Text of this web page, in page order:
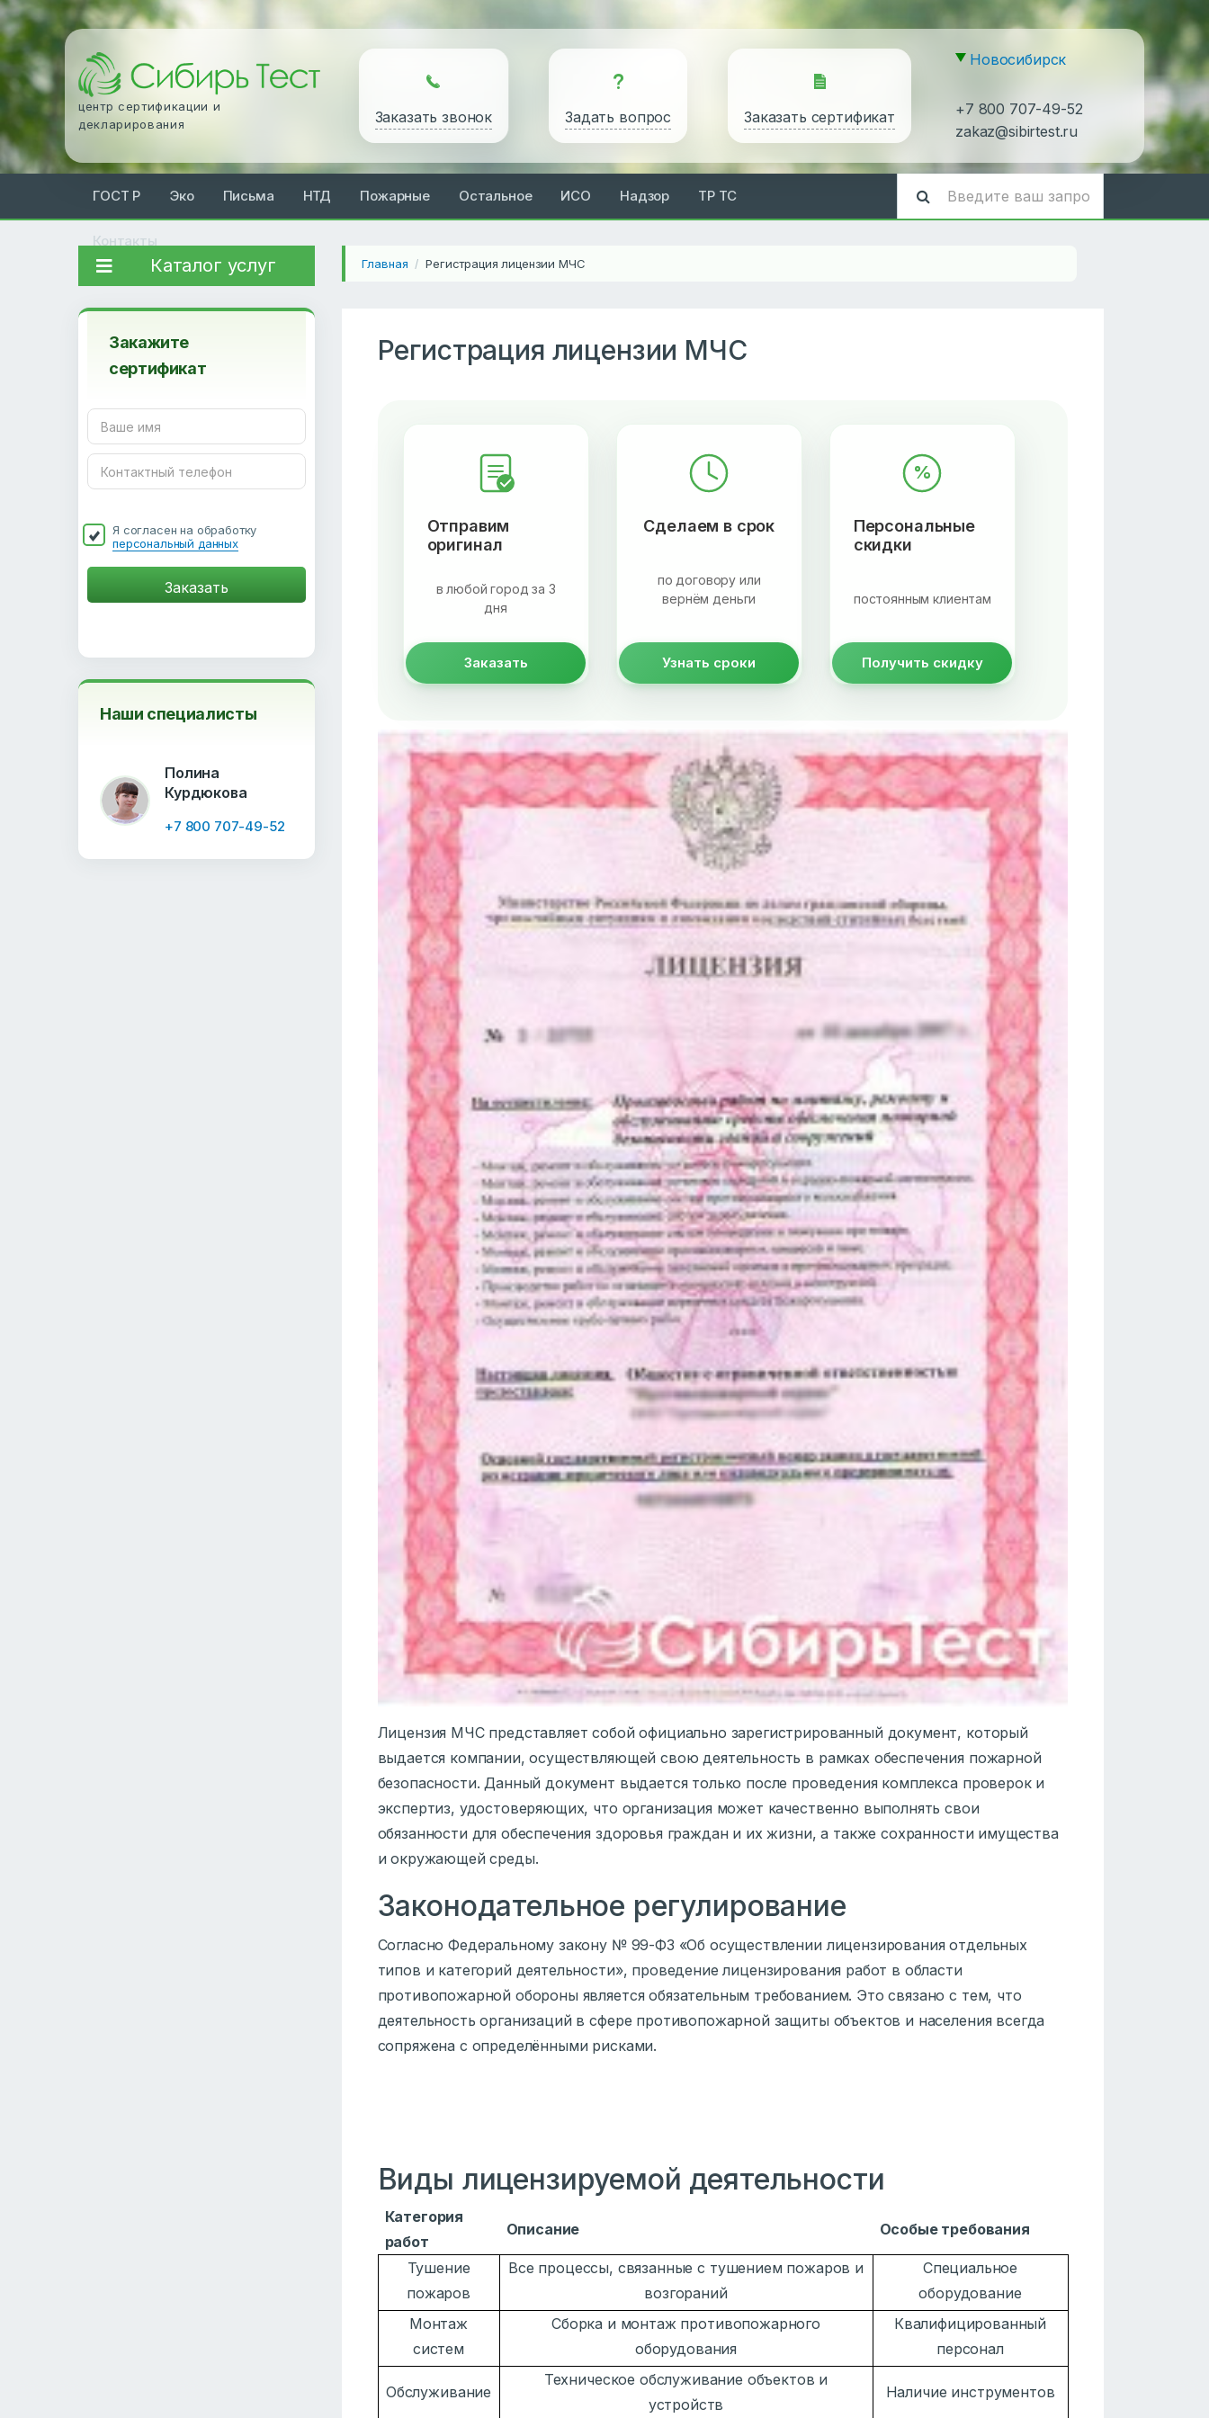
центр сертификации и
декларирования
Заказать звонок Задать вопрос Заказать сертификат
Новосибирск
+7 800 707-49-52
zakaz@sibirtest.ru
ГОСТ Р Эко Письма НТД Пожарные Остальное ИСО Надзор ТР ТС
Контакты
Каталог услуг
Закажите
сертификат
Я согласен на обработку
персональный данных
Наши специалисты
Полина
Курдюкова
+7 800 707-49-52
Главная / Регистрация лицензии МЧС
Регистрация лицензии МЧС
Отправим
оригинал
в любой город за 3
дня
Заказать
Сделаем в срок
по договору или
вернём деньги
Узнать сроки
%
Персональные
скидки
постоянным клиентам
Получить скидку
Лицензия МЧС представляет собой официально зарегистрированный документ, который
выдается компании, осуществляющей свою деятельность в рамках обеспечения пожарной
безопасности. Данный документ выдается только после проведения комплекса проверок и
экспертиз, удостоверяющих, что организация может качественно выполнять свои
обязанности для обеспечения здоровья граждан и их жизни, а также сохранности имущества
и окружающей среды.
Законодательное регулирование
Согласно Федеральному закону № 99-ФЗ «Об осуществлении лицензирования отдельных
типов и категорий деятельности», проведение лицензирования работ в области
противопожарной обороны является обязательным требованием. Это связано с тем, что
деятельность организаций в сфере противопожарной защиты объектов и населения всегда
сопряжена с определёнными рисками.
Виды лицензируемой деятельности
Категория
работ
Описание Особые требования
Тушение
пожаров
Все процессы, связанные с тушением пожаров и
возгораний
Специальное
оборудование
Монтаж
систем
Сборка и монтаж противопожарного
оборудования
Квалифицированный
персонал
Обслуживание
Техническое обслуживание объектов и
устройств
Наличие инструментов